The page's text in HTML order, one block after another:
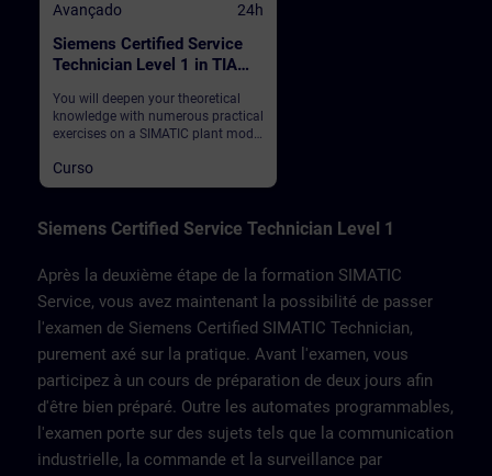
Avançado 24h
Siemens Certified Service
Technician Level 1 in TIA
You will deepen your theoretical
knowledge with numerous practical
exercises on a SIMATIC plant model
examination. This consists of a
SIMATIC S7-1500 automation
Touchpanel TP700, drive SINAMICS
G120 and a belt model.
Curso
Siemens Certified Service Technician Level 1
Après la deuxième étape de la formation SIMATIC
Service, vous avez maintenant la possibilité de passer
l'examen de Siemens Certified SIMATIC Technician,
purement axé sur la pratique. Avant l'examen, vous
participez à un cours de préparation de deux jours afin
d'être bien préparé. Outre les automates programmables,
l'examen porte sur des sujets tels que la communication
industrielle, la commande et la surveillance par